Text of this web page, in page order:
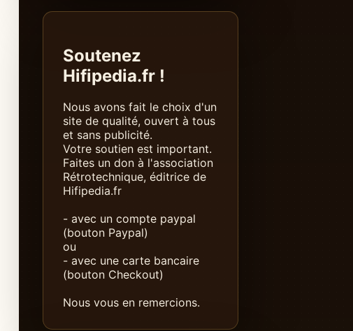
Soutenez
Hifipedia.fr !
Nous avons fait le choix d'un
site de qualité, ouvert à tous
et sans publicité.
Votre soutien est important.
Faites un don à l'association
Rétrotechnique, éditrice de
Hifipedia.fr
- avec un compte paypal
(bouton Paypal)
ou
- avec une carte bancaire
(bouton Checkout)
Nous vous en remercions.